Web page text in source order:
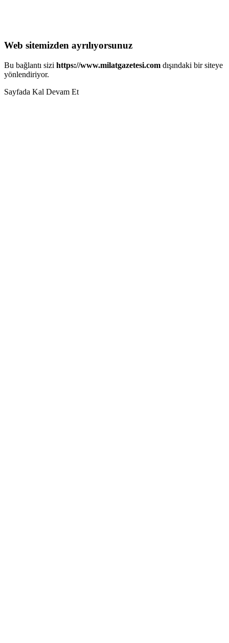
Web sitemizden ayrılıyorsunuz
Bu bağlantı sizi https://www.milatgazetesi.com dışındaki bir siteye
yönlendiriyor.
Sayfada Kal Devam Et